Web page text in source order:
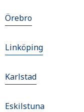
Örebro
Linköping
Karlstad
Eskilstuna